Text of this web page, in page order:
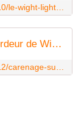
Carénage sur l'élévateur d'un transbordeur de WightLink